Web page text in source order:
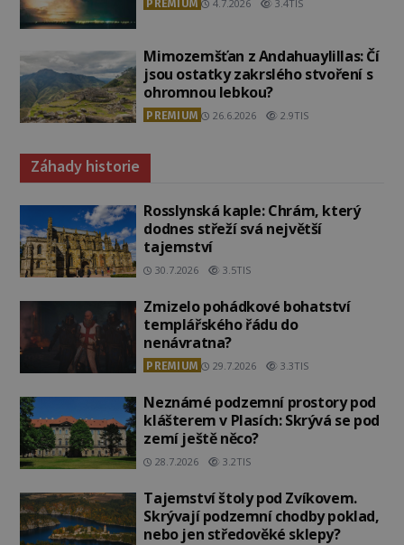
PREMIUM 4.7.2026 3.4TIS
Mimozemšťan z Andahuaylillas: Čí
jsou ostatky zakrslého stvoření s
ohromnou lebkou?
PREMIUM 26.6.2026 2.9TIS
Záhady historie
Rosslynská kaple: Chrám, který
dodnes střeží svá největší
tajemství
30.7.2026 3.5TIS
Zmizelo pohádkové bohatství
templářského řádu do
nenávratna?
PREMIUM 29.7.2026 3.3TIS
Neznámé podzemní prostory pod
klášterem v Plasích: Skrývá se pod
zemí ještě něco?
28.7.2026 3.2TIS
Tajemství štoly pod Zvíkovem.
Skrývají podzemní chodby poklad,
nebo jen středověké sklepy?